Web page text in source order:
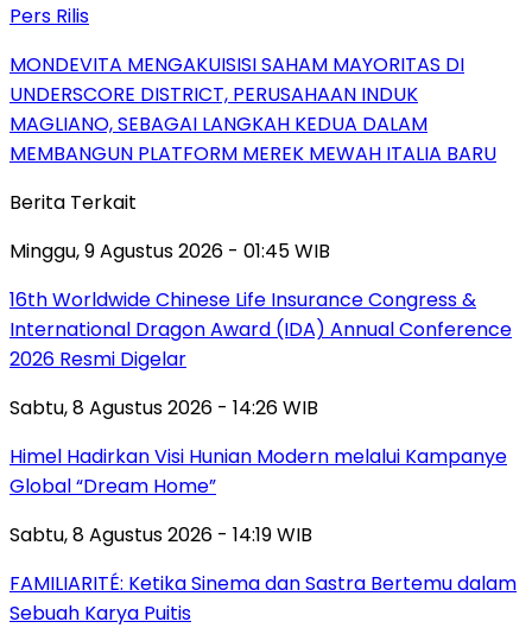
Pers Rilis
MONDEVITA MENGAKUISISI SAHAM MAYORITAS DI
UNDERSCORE DISTRICT, PERUSAHAAN INDUK
MAGLIANO, SEBAGAI LANGKAH KEDUA DALAM
MEMBANGUN PLATFORM MEREK MEWAH ITALIA BARU
Berita Terkait
Minggu, 9 Agustus 2026 - 01:45 WIB
16th Worldwide Chinese Life Insurance Congress &
International Dragon Award (IDA) Annual Conference
2026 Resmi Digelar
Sabtu, 8 Agustus 2026 - 14:26 WIB
Himel Hadirkan Visi Hunian Modern melalui Kampanye
Global “Dream Home”
Sabtu, 8 Agustus 2026 - 14:19 WIB
FAMILIARITÉ: Ketika Sinema dan Sastra Bertemu dalam
Sebuah Karya Puitis